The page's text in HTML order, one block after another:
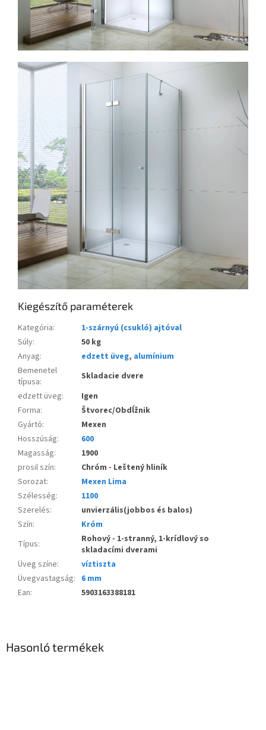
Kiegészítő paraméterek
Kategória:
1-szárnyú (csukló) ajtóval
Súly:
50 kg
Anyag: edzett üveg, alumínium
Bemenetel
típusa:
Skladacie dvere
edzett üveg:
Igen
Forma:
Štvorec/Obdĺžnik
Gyártó:
Mexen
Hosszúság:
600
Magasság:
1900
prosil szín:
Chróm - Leštený hliník
Sorozat:
Mexen Lima
Szélesség:
1100
Szerelés:
unvierzális(jobbos és balos)
Szín:
Króm
Típus:
Rohový - 1-stranný, 1-krídlový so
skladacími dverami
Üveg színe:
víztiszta
Üvegvastagság: 6 mm
Ean: 5903163388181
Hasonló termékek